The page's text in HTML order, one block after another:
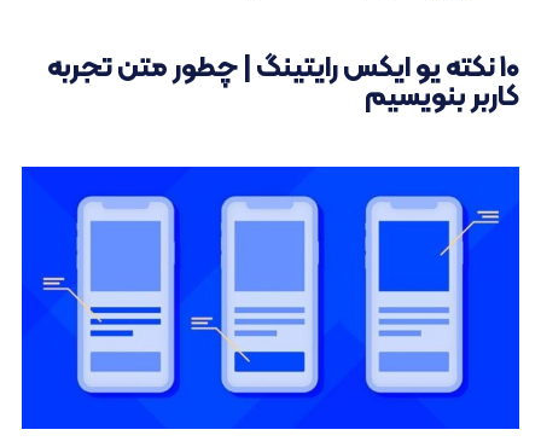
۱۰ نکته یو ایکس رایتینگ | چطور متن تجربه
کاربر بنویسیم